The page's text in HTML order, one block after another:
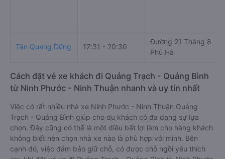
Tân Quang Dũng 17:31 - 20:30
Đường 21 Tháng 8
Phủ Hà
Cách đặt vé xe khách đi Quảng Trạch - Quảng Bình
từ Ninh Phước - Ninh Thuận nhanh và uy tín nhất
Việc có rất nhiều nhà xe Ninh Phước - Ninh Thuận Quảng
Trạch - Quảng Bình giúp cho du khách có đa dạng sự lựa
chọn. Đây cũng có thể là một điều bất lợi làm cho hàng khách
không biết nên chọn nhà xe nào là phù hợp với mình. Bên
cạnh đó, việc đảm bảo giữ chỗ, có được chỗ ngồi yêu thích